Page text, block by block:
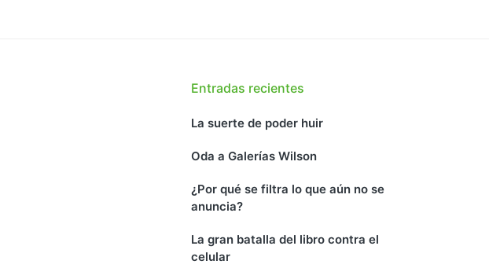
Entradas recientes
La suerte de poder huir
Oda a Galerías Wilson
¿Por qué se filtra lo que aún no se
anuncia?
La gran batalla del libro contra el
celular